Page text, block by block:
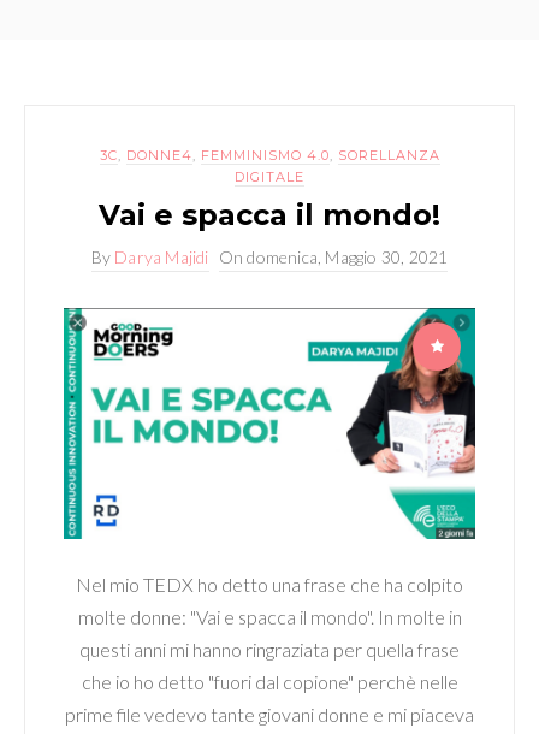
3C, DONNE4, FEMMINISMO 4.0, SORELLANZA
DIGITALE
Vai e spacca il mondo!
By Darya Majidi Ondomenica, Maggio 30, 2021
Nel mio TEDX ho detto una frase che ha colpito
molte donne: "Vai e spacca il mondo". In molte in
questi anni mi hanno ringraziata per quella frase
che io ho detto "fuori dal copione" perchè nelle
prime file vedevo tante giovani donne e mi piaceva